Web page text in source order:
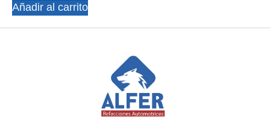
Añadir al carrito